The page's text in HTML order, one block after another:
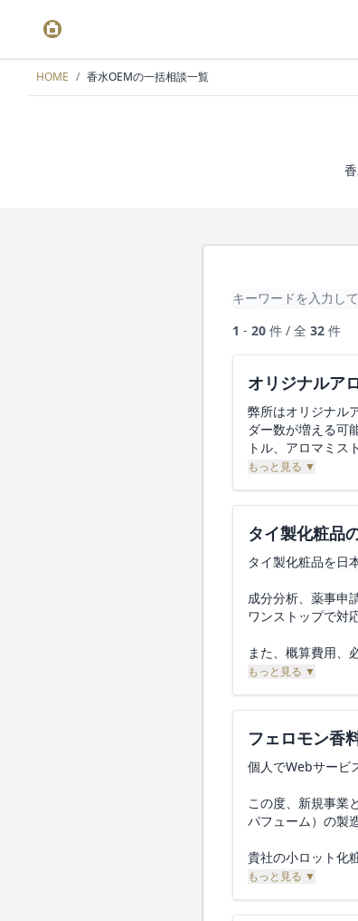
HOME / 香水OEMの一括相談一覧
1 - 20 件 / 全 32 件
オリジナルア
弊所はオリジナル
ダー数が増える可
トル、アロマミス
もっと見る ▼
タイ製化粧品
タイ製化粧品を日
成分分析、薬事申
ワンストップで対
また、概算費用、
ご教示いただけま
どうぞよろしくお
もっと見る ▼
フェロモン香
個人でWebサービ
この度、新規事業
パフューム）の製
貴社の小ロット化
形にしたいと考え
もっと見る ▼